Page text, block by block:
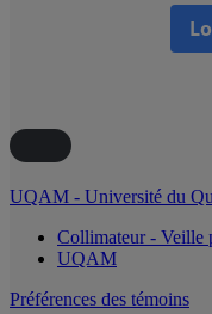
UQAM - Université du
Collimateur - Veille
UQAM
Préférences des témoins